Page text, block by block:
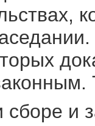
сборе и